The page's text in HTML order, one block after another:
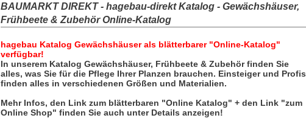
BAUMARKT DIREKT - hagebau-direkt Katalog - Gewächshäuser,
Frühbeete & Zubehör Online-Katalog
hagebau Katalog Gewächshäuser als blätterbarer "Online-Katalog"
verfügbar!
In unserem Katalog Gewächshäuser, Frühbeete & Zubehör finden Sie
alles, was Sie für die Pflege Ihrer Planzen brauchen. Einsteiger und Profis
finden alles in verschiedenen Größen und Materialien.
Mehr Infos, den Link zum blätterbaren "Online Katalog" + den Link "zum
Online Shop" finden Sie auch unter Details anzeigen!